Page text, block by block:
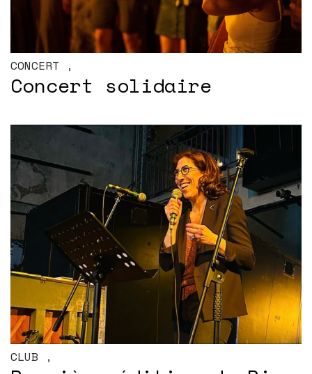
CONCERT ,
Concert solidaire
CLUB ,